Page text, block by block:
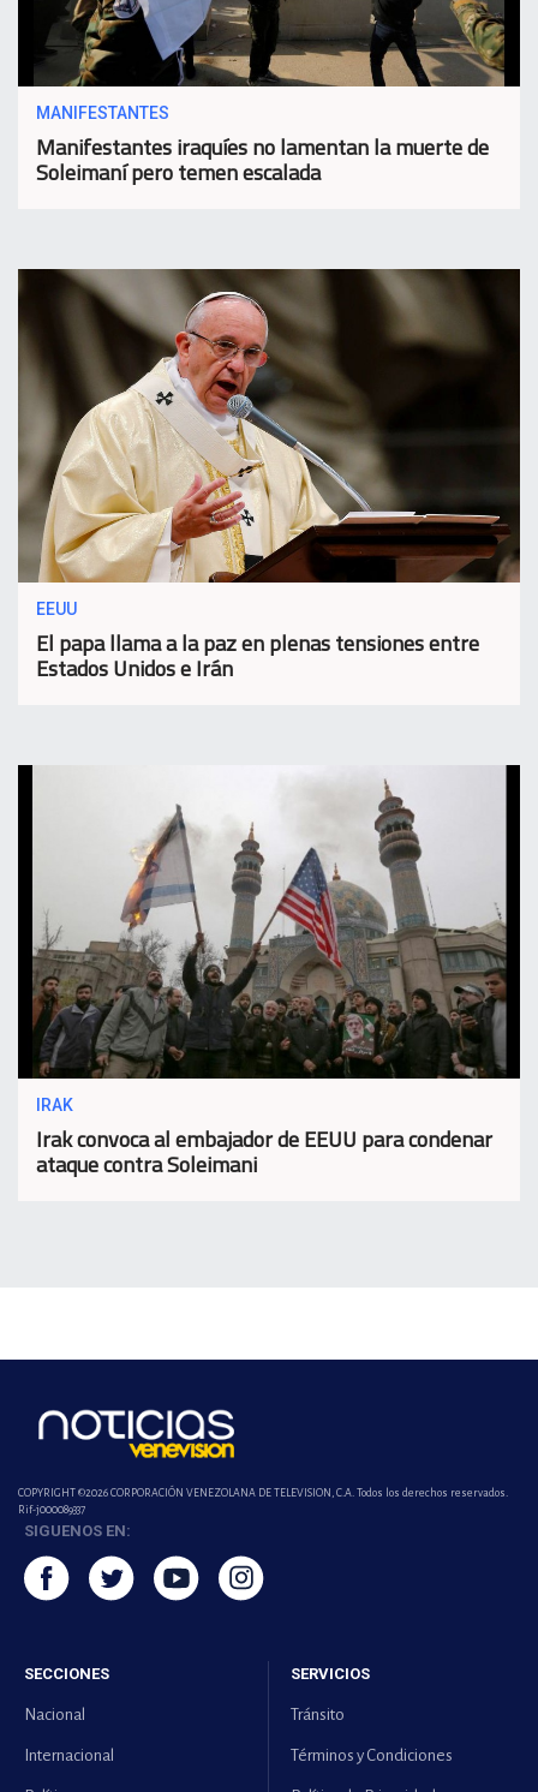
MANIFESTANTES
Manifestantes iraquíes no lamentan la muerte de
Soleimaní pero temen escalada
EEUU
El papa llama a la paz en plenas tensiones entre
Estados Unidos e Irán
IRAK
Irak convoca al embajador de EEUU para condenar
ataque contra Soleimani
COPYRIGHT ©2026 CORPORACIÓN VENEZOLANA DE TELEVISION, C.A. Todos los derechos reservados.
Rif-j000089337
SIGUENOS EN:
SECCIONES
Nacional
Internacional
SERVICIOS
Tránsito
Términos y Condiciones